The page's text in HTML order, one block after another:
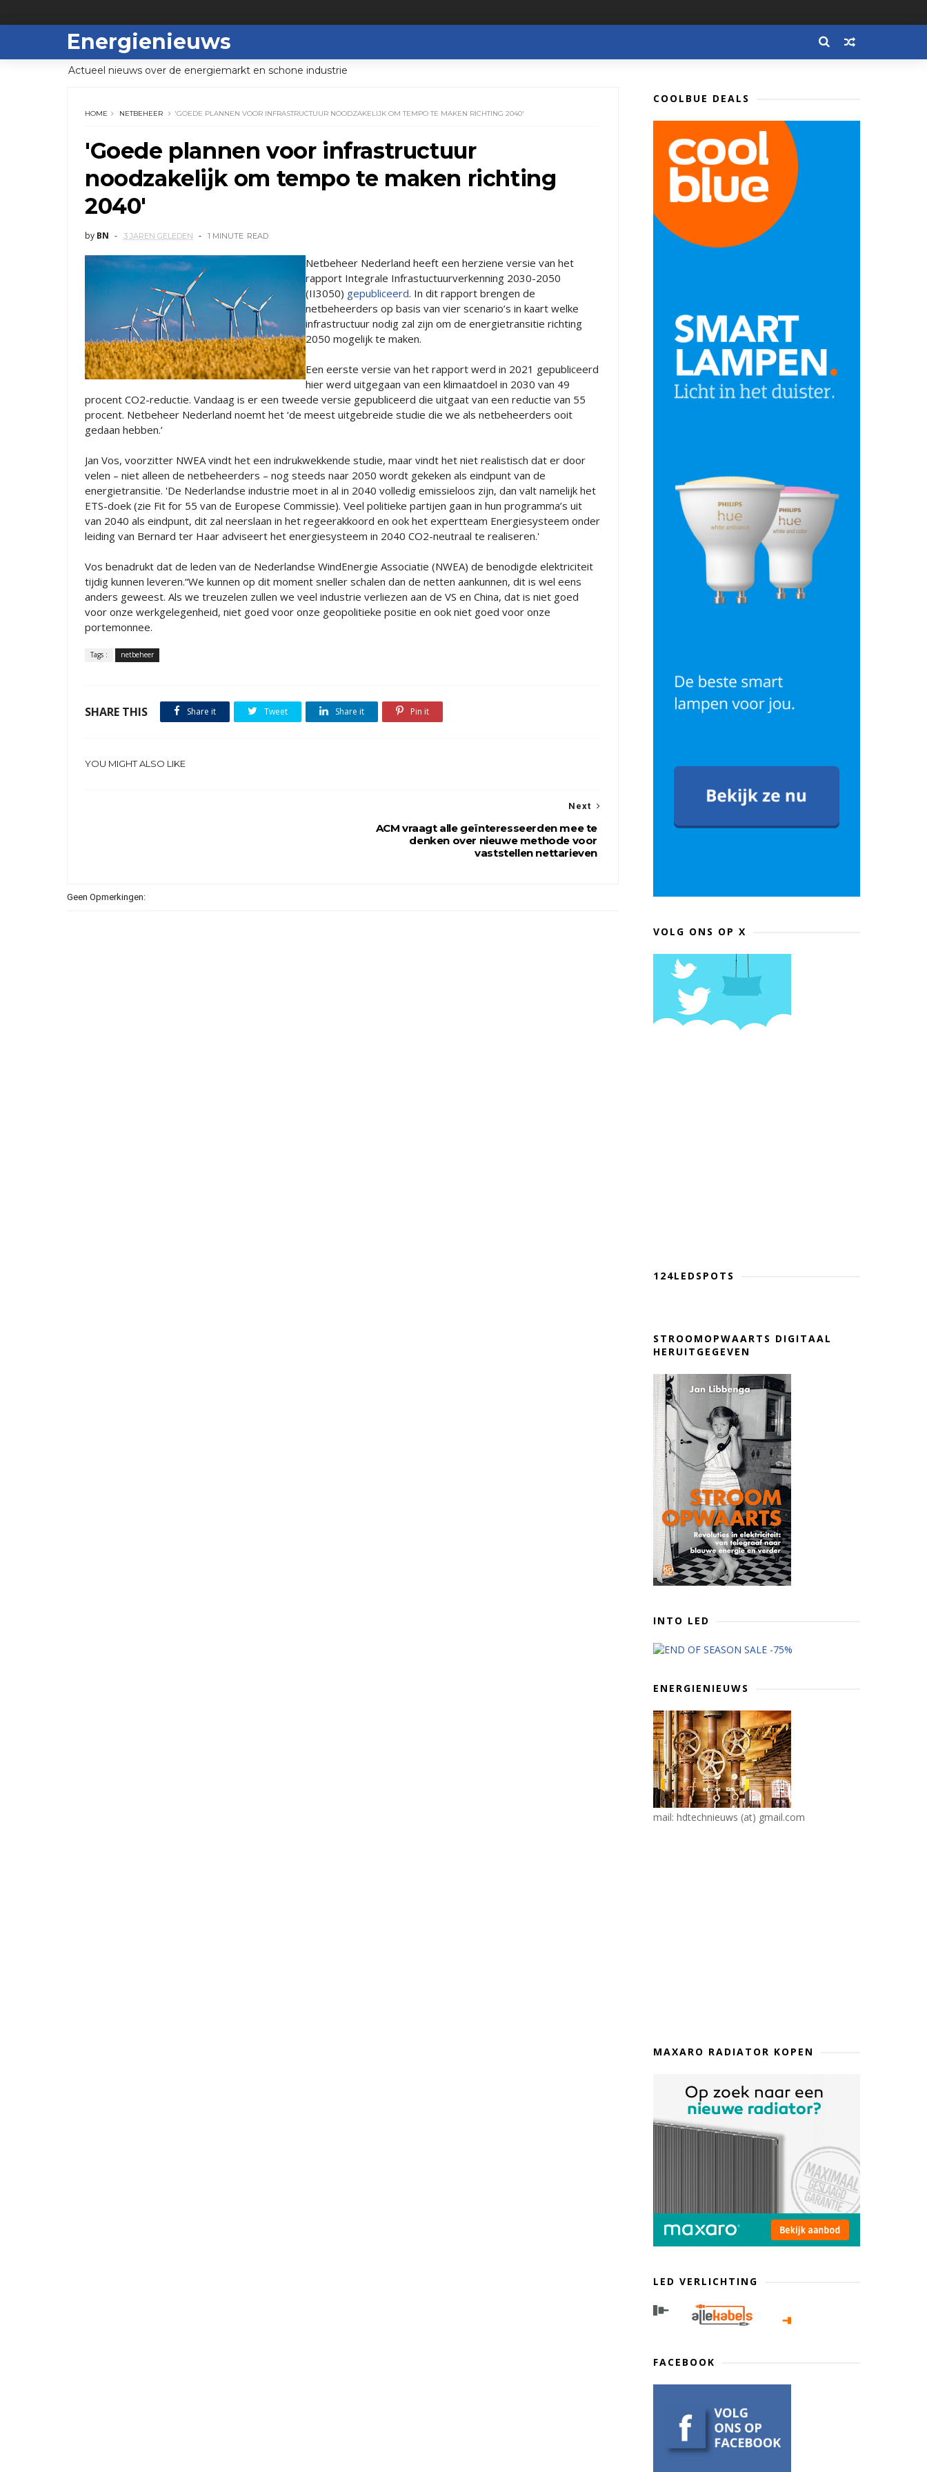
Energienieuws
Actueel nieuws over de energiemarkt en schone industrie
HOME NETBEHEER 'GOEDE PLANNEN VOOR INFRASTRUCTUUR NOODZAKELIJK OM TEMPO TE MAKEN RICHTING 2040'
'Goede plannen voor infrastructuur
noodzakelijk om tempo te maken richting
2040'
by BN 3 JAREN GELEDEN 1 MINUTE READ
Netbeheer Nederland heeft een herziene versie van het
rapport Integrale Infrastuctuurverkenning 2030-2050
(II3050) gepubliceerd. In dit rapport brengen de
netbeheerders op basis van vier scenario’s in kaart welke
infrastructuur nodig zal zijn om de energietransitie richting
2050 mogelijk te maken.
Een eerste versie van het rapport werd in 2021 gepubliceerd
hier werd uitgegaan van een klimaatdoel in 2030 van 49
procent CO2-reductie. Vandaag is er een tweede versie gepubliceerd die uitgaat van een reductie van 55
procent. Netbeheer Nederland noemt het ‘de meest uitgebreide studie die we als netbeheerders ooit
gedaan hebben.’
Jan Vos, voorzitter NWEA vindt het een indrukwekkende studie, maar vindt het niet realistisch dat er door
velen – niet alleen de netbeheerders – nog steeds naar 2050 wordt gekeken als eindpunt van de
energietransitie. 'De Nederlandse industrie moet in al in 2040 volledig emissieloos zijn, dan valt namelijk het
ETS-doek (zie Fit for 55 van de Europese Commissie). Veel politieke partijen gaan in hun programma’s uit
van 2040 als eindpunt, dit zal neerslaan in het regeerakkoord en ook het expertteam Energiesysteem onder
leiding van Bernard ter Haar adviseert het energiesysteem in 2040 CO2-neutraal te realiseren.'
Vos benadrukt dat de leden van de Nederlandse WindEnergie Associatie (NWEA) de benodigde elektriciteit
tijdig kunnen leveren.“We kunnen op dit moment sneller schalen dan de netten aankunnen, dit is wel eens
anders geweest. Als we treuzelen zullen we veel industrie verliezen aan de VS en China, dat is niet goed
voor onze werkgelegenheid, niet goed voor onze geopolitieke positie en ook niet goed voor onze
portemonnee.
Tags : netbeheer
SHARE THIS Share it Tweet Share it Pin it
YOU MIGHT ALSO LIKE
Next
ACM vraagt alle geïnteresseerden mee te
denken over nieuwe methode voor
vaststellen nettarieven
Geen Opmerkingen:
COOLBUE DEALS
VOLG ONS OP X
124LEDSPOTS
STROOMOPWAARTS DIGITAAL
HERUITGEGEVEN
INTO LED
ENERGIENIEUWS
mail: hdtechnieuws (at) gmail.com
MAXARO RADIATOR KOPEN
LED VERLICHTING
FACEBOOK